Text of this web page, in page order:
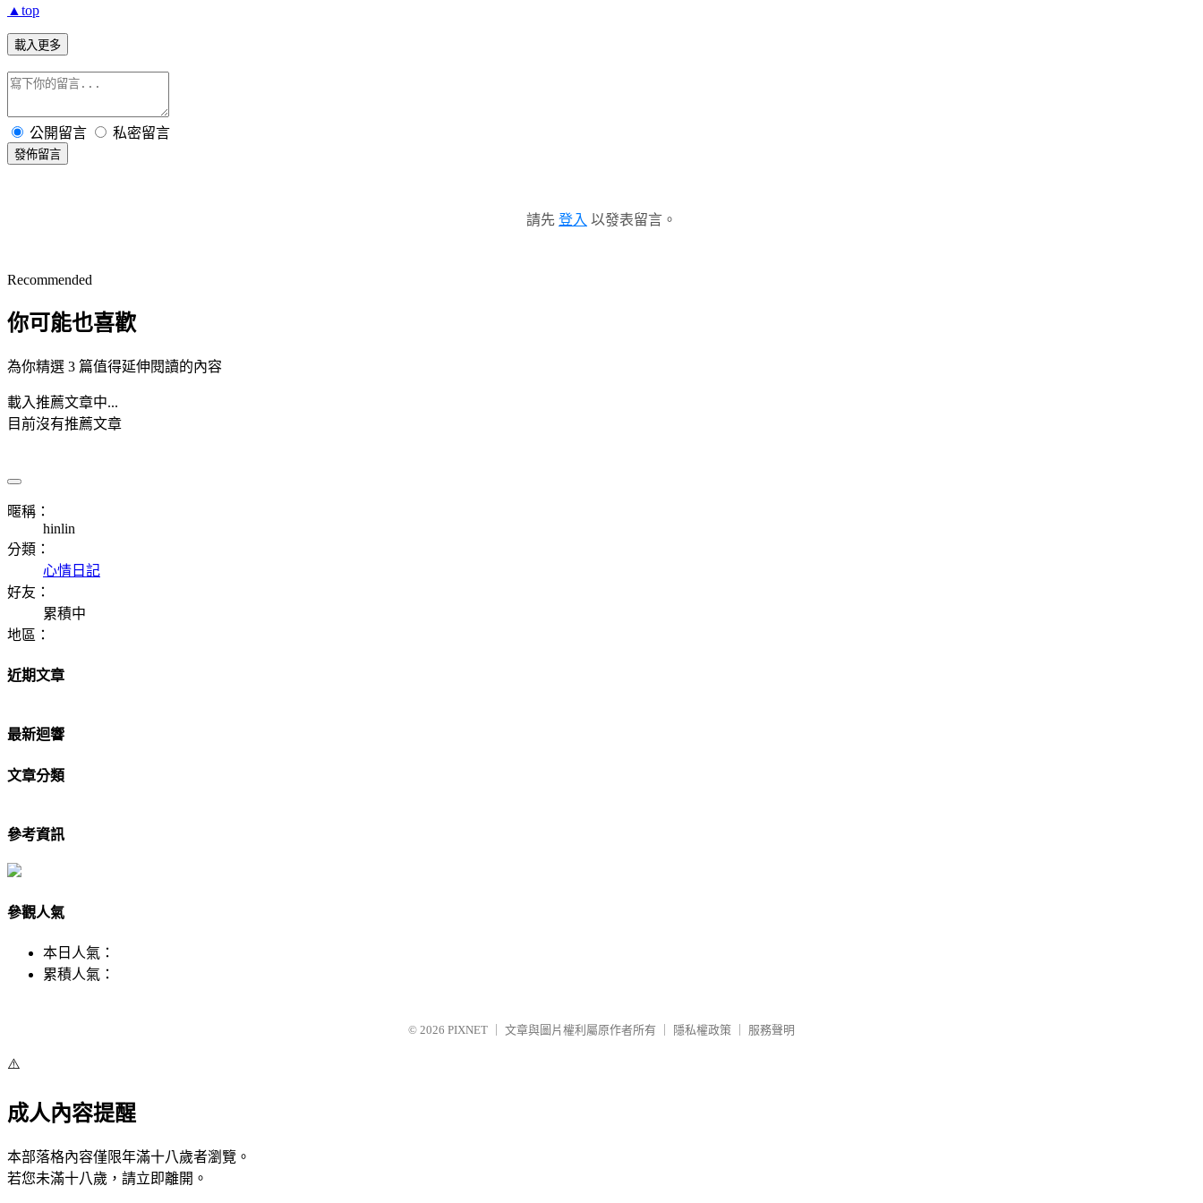
▲top
載入更多
公開留言 私密留言
發佈留言
請先 登入 以發表留言。
Recommended
你可能也喜歡
為你精選 3 篇值得延伸閱讀的內容
載入推薦文章中...
目前沒有推薦文章
暱稱：
hinlin
分類：
心情日記
好友：
累積中
地區：
近期文章
最新迴響
文章分類
參考資訊
參觀人氣
本日人氣：
累積人氣：
© 2026 PIXNET 文章與圖片權利屬原作者所有 隱私權政策 服務聲明
⚠️
成人內容提醒
本部落格內容僅限年滿十八歲者瀏覽。
若您未滿十八歲，請立即離開。